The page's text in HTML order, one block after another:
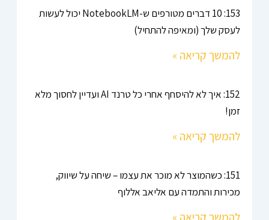
153: 10 דברים מטורפים ש-NotebookLM יכול לעשות
לעסק שלך (ומאיפה להתחיל)
להמשך קריאה »
152: איך לא להיסחף אחרי כל טרנד AI ועדיין לחסוך מלא
זמן!
להמשך קריאה »
151: כשהמוצר לא מוכר את עצמו – שיחה על שיווק,
מכירות והתמדה עם אליאב אללוף